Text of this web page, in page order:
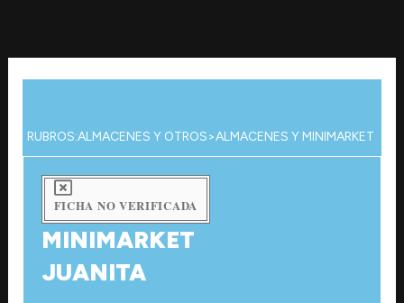
contenido
RUBROS:ALMACENES Y OTROS>ALMACENES Y MINIMARKET
FICHA NO VERIFICADA
MINIMARKET
JUANITA